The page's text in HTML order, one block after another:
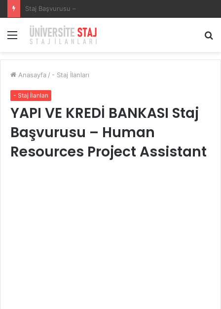
Menü
Anasayfa / - Staj İlanları
- Staj İlanları
YAPI VE KREDİ BANKASI Staj
Başvurusu – Human
Resources Project Assistant